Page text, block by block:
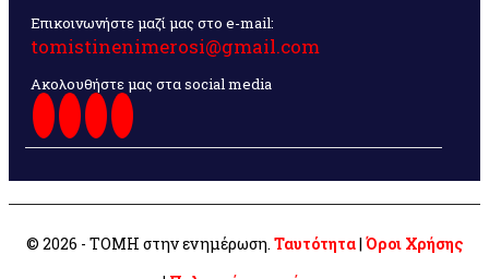
Επικοινωνήστε μαζί μας στο e-mail:
tomistinenimerosi@gmail.com
Ακολουθήστε μας στα social media
© 2026 - ΤΟΜΗ στην ενημέρωση. Ταυτότητα| Όροι Χρήσης